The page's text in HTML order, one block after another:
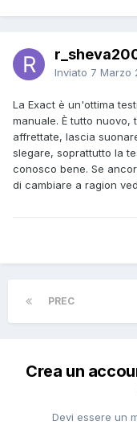
Inviato 7 Marzo
La Exact è un'ottima
manuale. È tutto
affrettate, lascia
slegare, soprattutto la
conosco bene. Se
di cambiare a ragion
PREC
Crea un
Devi essere un